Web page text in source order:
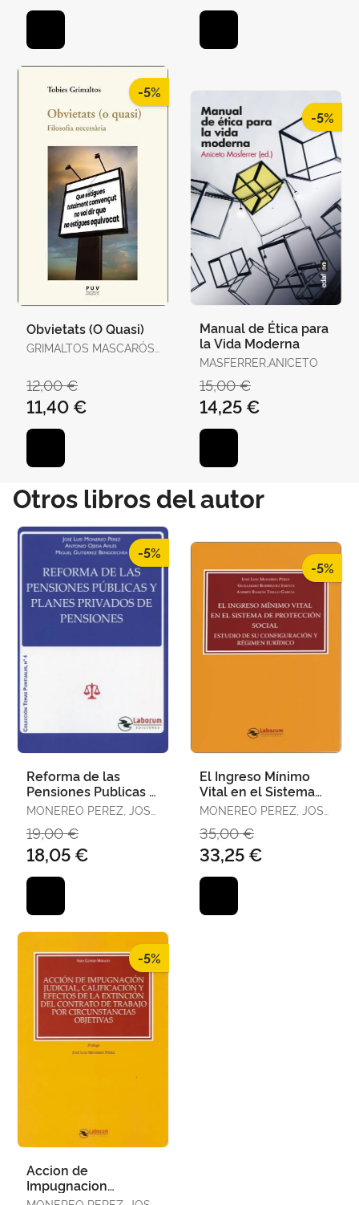
-5%
Obvietats (O Quasi)
GRIMALTOS MASCARÓS,
12,00 €
11,40 €
-5%
Manual de Ética para
la Vida Moderna
MASFERRER,ANICETO
15,00 €
14,25 €
Otros libros del autor
-5%
Reforma de las
Pensiones Publicas y
Planes Privados de
MONEREO PEREZ, JOSE
19,00 €
18,05 €
-5%
El Ingreso Mínimo
Vital en el Sistema
de Protección Social
MONEREO PEREZ, JOSE
35,00 €
33,25 €
-5%
Accion de
Impugnacion
Judicial, Calficacionn